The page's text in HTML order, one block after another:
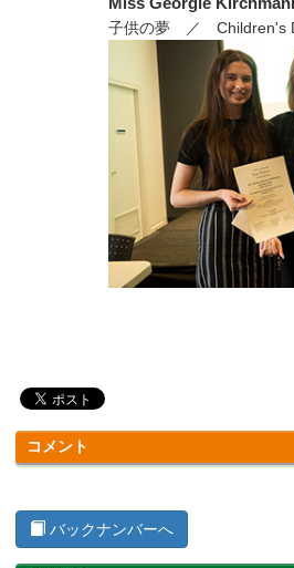
子供の夢 ／ Children's
コメント
バックナンバーへ